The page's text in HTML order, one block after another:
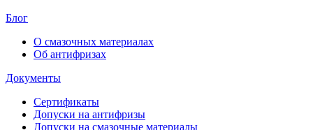
Блог
О смазочных материалах
Об антифризах
Документы
Сертификаты
Допуски на антифризы
Допуски на смазочные материалы